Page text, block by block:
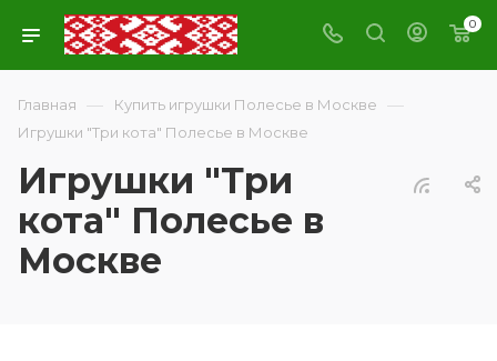
0
Главная — Купить игрушки Полесье в Москве —
Игрушки "Три кота" Полесье в Москве
Игрушки "Три
кота" Полесье в
Москве